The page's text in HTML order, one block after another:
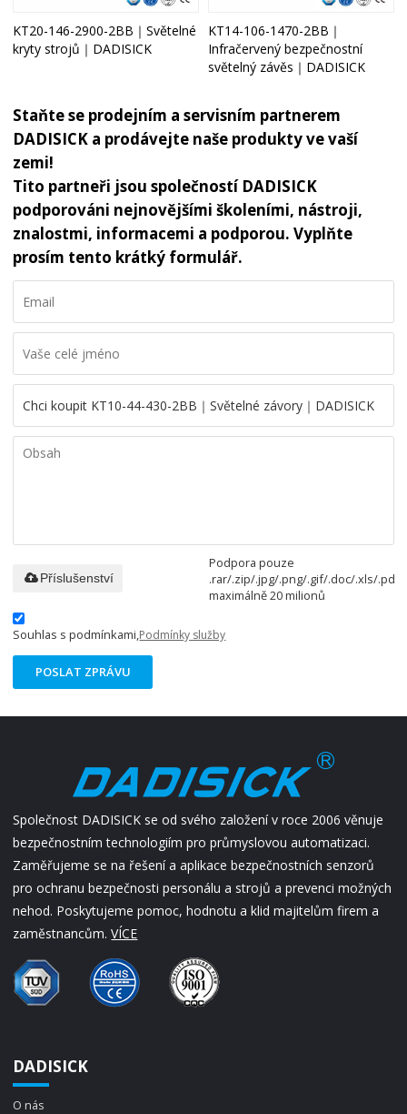
KT20-146-2900-2BB｜Světelné
kryty strojů｜DADISICK
KT14-106-1470-2BB｜
Infračervený bezpečnostní
světelný závěs｜DADISICK
Staňte se prodejním a servisním partnerem
DADISICK a prodávejte naše produkty ve vaší
zemi!
Tito partneři jsou společností DADISICK
podporováni nejnovějšími školeními, nástroji,
znalostmi, informacemi a podporou. Vyplňte
prosím tento krátký formulář.
Podpora pouze
.rar/.zip/.jpg/.png/.gif/.doc/.xls/.pdf,
maximálně 20 milionů
Příslušenství
Souhlas s podmínkami,Podmínky služby
POSLAT ZPRÁVU
Společnost DADISICK se od svého založení v roce 2006 věnuje
bezpečnostním technologiím pro průmyslovou automatizaci.
Zaměřujeme se na řešení a aplikace bezpečnostních senzorů
pro ochranu bezpečnosti personálu a strojů a prevenci možných
nehod. Poskytujeme pomoc, hodnotu a klid majitelům firem a
zaměstnancům.VÍCE
DADISICK
O nás